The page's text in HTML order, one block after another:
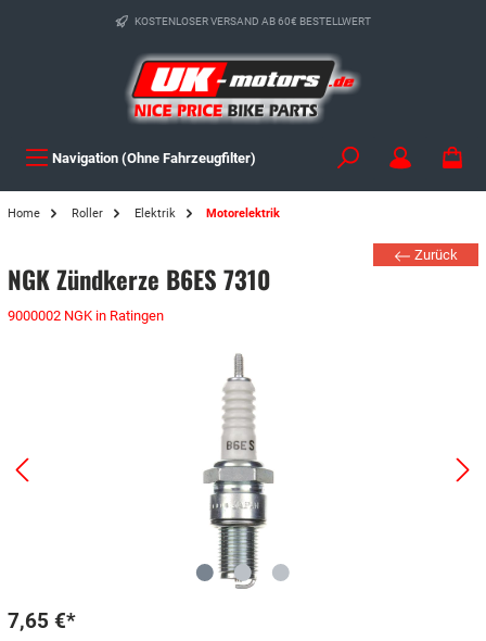
KOSTENLOSER VERSAND AB 60€ BESTELLWERT
Navigation (Ohne Fahrzeugfilter)
Home Roller Elektrik Motorelektrik
Zurück
NGK Zündkerze B6ES 7310
9000002 NGK in Ratingen
7,65 €*